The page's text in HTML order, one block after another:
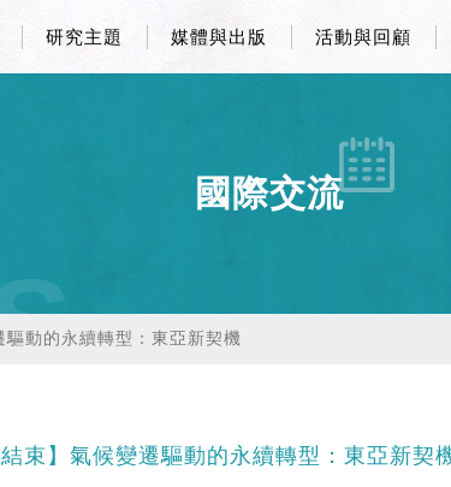
研究主題 媒體與出版 活動與回顧
國際交流
動的永續轉型：東亞新契機
束】氣候變遷驅動的永續轉型：東亞新契